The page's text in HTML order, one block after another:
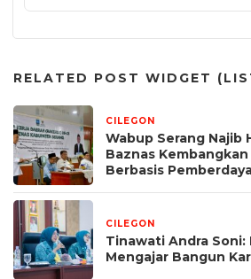
RELATED POST WIDGET
CILEGON
Wabup Serang Najib
Baznas
Berbasis
CILEGON
Tinawati Andra Soni:
Mengajar Bangun